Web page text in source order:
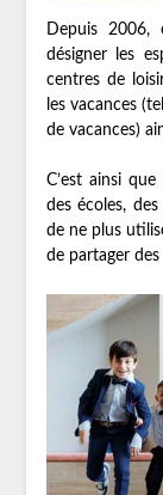
Depuis 2006,
désigner les
centres de
les vacances
de vacances)
C’est ainsi
des écoles,
de ne plus
de partager